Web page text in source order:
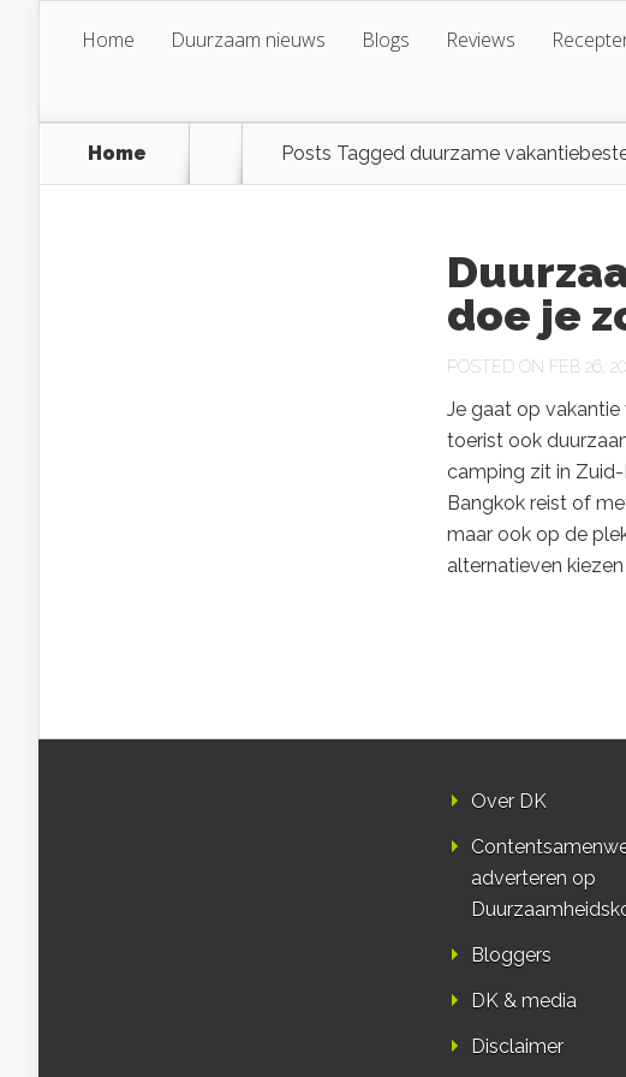
Home Duurzaam nieuws Blogs Reviews
Home Posts Tagged duurzame
doe je
POSTED ON FEB 26,
Je gaat op
toerist ook
camping zit in Zuid-
Bangkok reist of
maar ook op de
alternatieven
Over DK
adverteren op
Bloggers
DK & media
Disclaimer